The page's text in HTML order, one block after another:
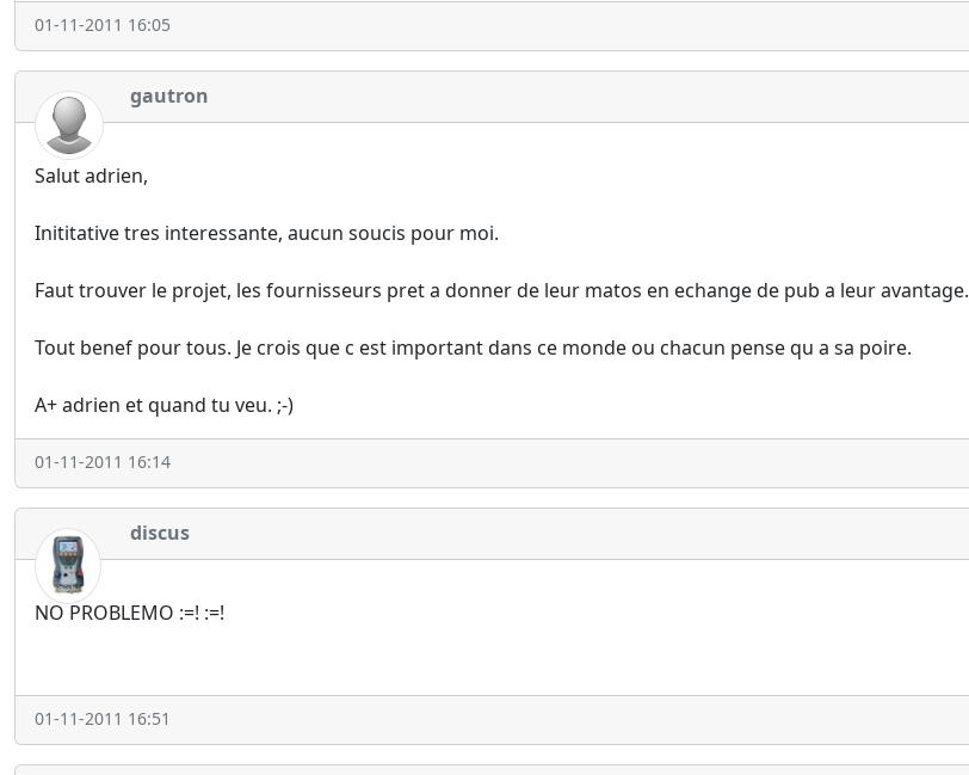
01-11-2011 16:05
gautron
Salut adrien,
Inititative tres interessante, aucun soucis pour moi.
Faut trouver le projet, les fournisseurs pret a donner de leur matos en echange de pub a leur avantage.
Tout benef pour tous. Je crois que c est important dans ce monde ou chacun pense qu a sa poire.
A+ adrien et quand tu veu. ;-)
01-11-2011 16:14
discus
NO PROBLEMO :=! :=!
01-11-2011 16:51